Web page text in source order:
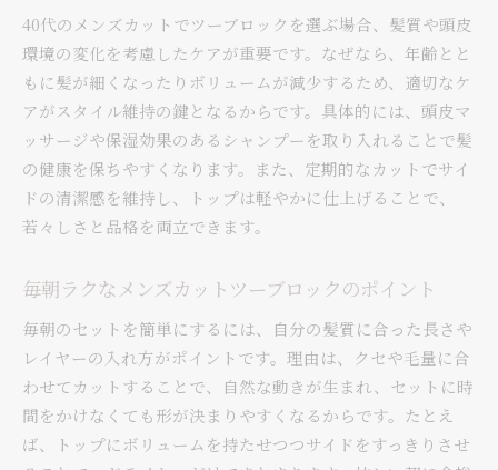
40代のメンズカットでツーブロックを選ぶ場合、髪質や頭皮
環境の変化を考慮したケアが重要です。なぜなら、年齢とと
もに髪が細くなったりボリュームが減少するため、適切なケ
アがスタイル維持の鍵となるからです。具体的には、頭皮マ
ッサージや保湿効果のあるシャンプーを取り入れることで髪
の健康を保ちやすくなります。また、定期的なカットでサイ
ドの清潔感を維持し、トップは軽やかに仕上げることで、
若々しさと品格を両立できます。
毎朝ラクなメンズカットツーブロックのポイント
毎朝のセットを簡単にするには、自分の髪質に合った長さや
レイヤーの入れ方がポイントです。理由は、クセや毛量に合
わせてカットすることで、自然な動きが生まれ、セットに時
間をかけなくても形が決まりやすくなるからです。たとえ
ば、トップにボリュームを持たせつつサイドをすっきりさせ